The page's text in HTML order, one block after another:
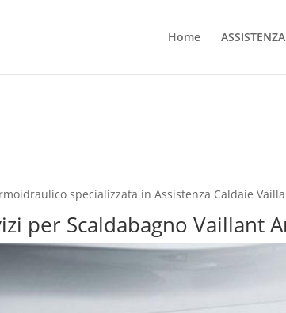
Home
specializzata in Assistenza Caldaie
per Scaldabagno Vaillant